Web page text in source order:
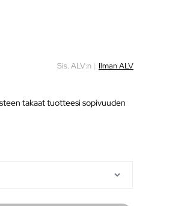
Sis. ALV:n | Ilman ALV
takaat tuotteesi sopivuuden